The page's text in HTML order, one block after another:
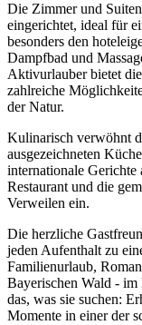
Die Zimmer und
eingerichtet, ideal für
besonders den
Dampfbad und
Aktivurlauber bietet
zahlreiche
der Natur.
Kulinarisch verwöhnt
ausgezeichneten
internationale Gerichte
Restaurant und die
Verweilen ein.
Die herzliche
jeden Aufenthalt zu
Familienurlaub,
Bayerischen Wald -
das, was sie suchen:
Momente in einer der